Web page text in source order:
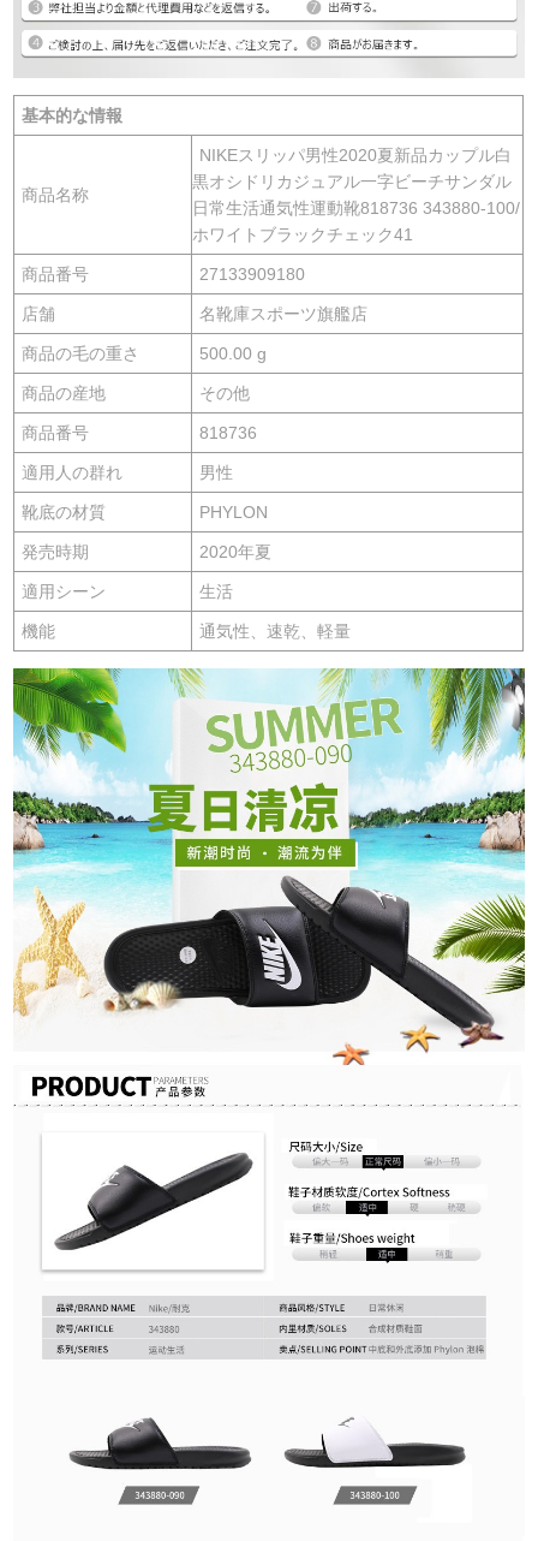
基本的な情報
商品名称
NIKEスリッパ男性2020夏新品カップル白
黒オシドリカジュアル一字ビーチサンダル
日常生活通気性運動靴818736 343880-100/
ホワイトブラックチェック41
商品番号 27133909180
店舗 名靴庫スポーツ旗艦店
商品の毛の重さ 500.00 g
商品の産地 その他
商品番号 818736
適用人の群れ 男性
靴底の材質 PHYLON
発売時期 2020年夏
適用シーン 生活
機能 通気性、速乾、軽量